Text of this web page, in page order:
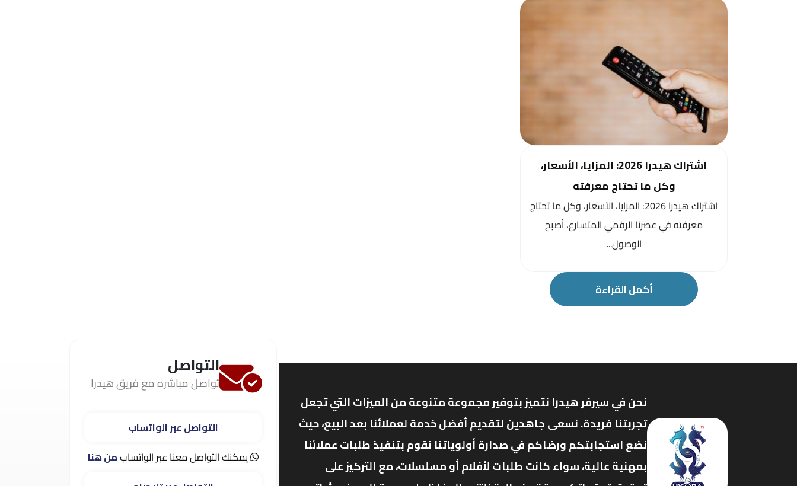
اشتراك هيدرا 2026: المزايا، الأسعار،
وكل ما تحتاج معرفته
اشتراك هيدرا 2026: المزايا، الأسعار، وكل ما تحتاج
معرفته في عصرنا الرقمي المتسارع، أصبح
الوصول...
أكمل القراءة
نحن في سيرفر هيدرا نتميز بتوفير مجموعة متنوعة من الميزات التي تجعل
تجربتنا فريدة. نسعى جاهدين لتقديم أفضل خدمة لعملائنا بعد البيع، حيث
نضع استجابتكم ورضاكم في صدارة أولوياتنا نقوم بتنفيذ طلبات عملائنا
بمهنية عالية، سواء كانت طلبات لأفلام أو مسلسلات، مع التركيز على
التواصل
تواصل مباشره مع فريق هيدرا
التواصل عبر الواتساب
يمكنك التواصل معنا عبر الواتسابمن هنا